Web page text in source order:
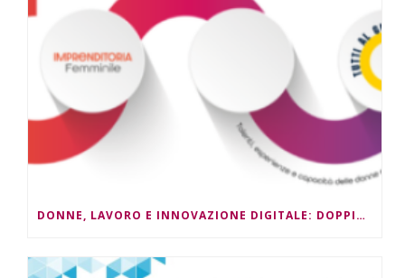
DONNE, LAVORO E INNOVAZIONE DIGITALE: DOPPIO APPUNTAMENTO